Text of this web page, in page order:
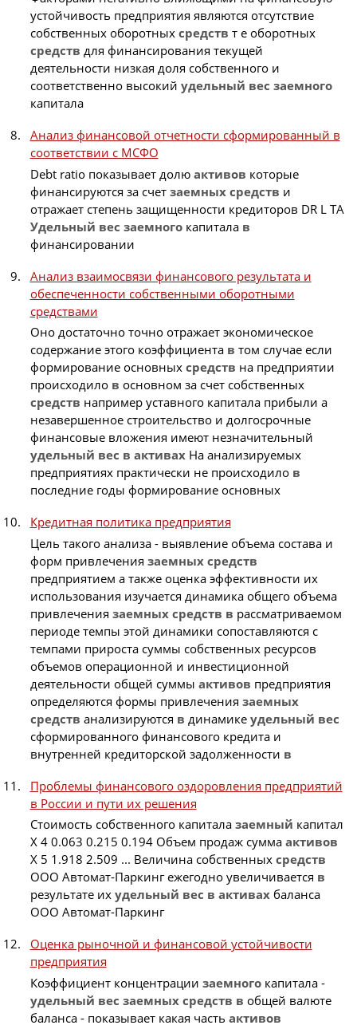
устойчивость предприятия являются отсутствие
собственных оборотных средств т е оборотных
средств для финансирования текущей
деятельности низкая доля собственного и
соответственно высокий удельный вес заемного
капитала
Анализ финансовой отчетности сформированный в
соответствии с МСФО
Debt ratio показывает долю активов которые
финансируются за счет заемных средств и
отражает степень защищенности кредиторов DR L TA
Удельный вес заемногокапитала в
финансировании
Анализ взаимосвязи финансового результата и
обеспеченности собственными оборотными
средствами
Оно достаточно точно отражает экономическое
содержание этого коэффициента в том случае если
формирование основных средств на предприятии
происходило в основном за счет собственных
средств например уставного капитала прибыли а
незавершенное строительство и долгосрочные
финансовые вложения имеют незначительный
удельный вес в активахНа анализируемых
предприятиях практически не происходило в
последние годы формирование основных
Кредитная политика предприятия
Цель такого анализа - выявление объема состава и
форм привлечения заемных средств
предприятием а также оценка эффективности их
использования изучается динамика общего объема
привлечения заемных средств в рассматриваемом
периоде темпы этой динамики сопоставляются с
темпами прироста суммы собственных ресурсов
объемов операционной и инвестиционной
деятельности общей суммы активов предприятия
определяются формы привлечения заемных
средств анализируются в динамике удельный вес
сформированного финансового кредита и
внутренней кредиторской задолженности в
Проблемы финансового оздоровления предприятий
в России и пути их решения
Стоимость собственного капитала заемный капитал
Х 4 0.063 0.215 0.194 Объем продаж сумма активов
Х 5 1.918 2.509 ... Величина собственных средств
ООО Автомат-Паркинг ежегодно увеличивается в
результате их удельный вес в активахбаланса
ООО Автомат-Паркинг
Оценка рыночной и финансовой устойчивости
предприятия
Коэффициент концентрации заемногокапитала -
удельный вес заемных средств в общей валюте
баланса - показывает какая часть активов